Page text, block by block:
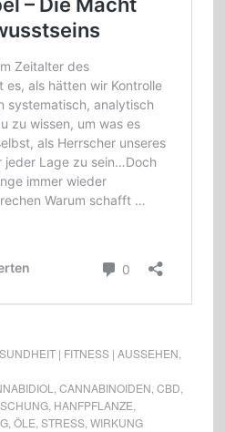
| FITNESS | AUSSEHEN
CANNABINOIDEN CBD
, HANFPFLANZE
, ÖLE STRESS, WIRKUNG